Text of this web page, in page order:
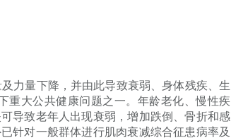
力量下降，并由此导致衰弱、身体残疾、生
重大公共健康问题之一。年龄老化、慢性疾
导致老年人出现衰弱，增加跌倒、骨折和感
针对一般群体进行肌肉衰减综合征患病率及